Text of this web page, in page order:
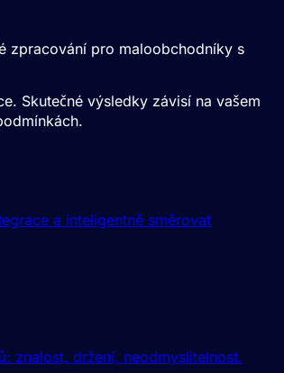
zpracování pro maloobchodníky s
Skutečné výsledky závisí na vašem
a inteligentně směrovat
znalost, držení, neodmyslitelnost.